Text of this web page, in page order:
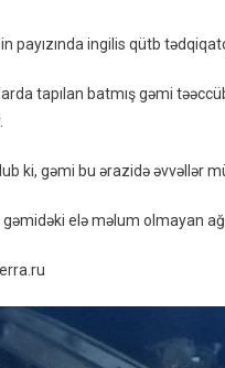
payızında ingilis qütb
tapılan batmış gəmi
ki, gəmi bu ərazidə əvvəllər
gəmidəki elə məlum olmayan